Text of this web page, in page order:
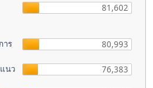
81,602
าร
80,993
นว
76,383